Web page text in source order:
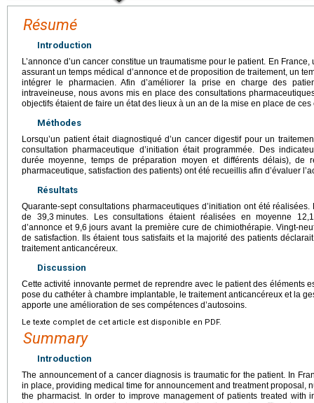
Résumé
Introduction
L’annonce d’un cancer constitue un traumatisme pour le patient. En
assurant un temps médical d’annonce et de proposition de traitement, un
intégrer le pharmacien. Afin d’améliorer la prise en charge des
intraveineuse, nous avons mis en place des consultations
objectifs étaient de faire un état des lieux à un an de la mise en place de
Méthodes
Lorsqu’un patient était diagnostiqué d’un cancer digestif pour un
consultation pharmaceutique d’initiation était programmée. Des
durée moyenne, temps de préparation moyen et différents délais), de
pharmaceutique, satisfaction des patients) ont été recueillis afin d’évaluer
Résultats
Quarante-sept consultations pharmaceutiques d’initiation ont été
de 39,3 minutes. Les consultations étaient réalisées en moyenne 12,1
d’annonce et 9,6 jours avant la première cure de chimiothérapie. Vingt-
de satisfaction. Ils étaient tous satisfaits et la majorité des patients
traitement anticancéreux.
Discussion
Cette activité innovante permet de reprendre avec le patient des éléments
pose du cathéter à chambre implantable, le traitement anticancéreux et la
apporte une amélioration de ses compétences d’autosoins.
Le texte complet de cet article est disponible en PDF.
Summary
Introduction
The announcement of a cancer diagnosis is traumatic for the patient. In
in place, providing medical time for announcement and treatment proposal,
the pharmacist. In order to improve management of patients treated with